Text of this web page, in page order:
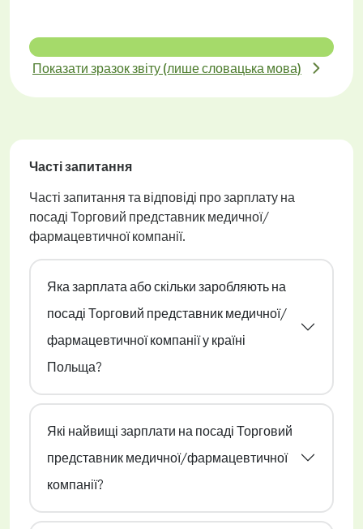
Показати зразок звіту (лише словацька мова)
Часті запитання
Часті запитання та відповіді про зарплату на
посаді Торговий представник медичної/
фармацевтичної компанії.
Яка зарплата або скільки заробляють на
посаді Торговий представник медичної/
фармацевтичної компанії у країні
Польща?
Які найвищі зарплати на посаді Торговий
представник медичної/фармацевтичної
компанії?